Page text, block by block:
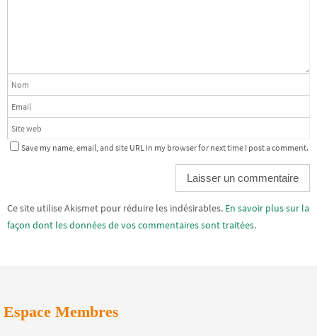
Save my name, email, and site URL in my browser for next time I post a comment.
Alternative:
Ce site utilise Akismet pour réduire les indésirables. En savoir plus sur la
façon dont les données de vos commentaires sont traitées.
Espace Membres